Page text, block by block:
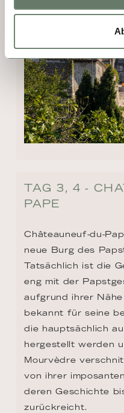
TAG 3, 4 -
PAPE
Châteauneuf-du-
neue Burg des
Tatsächlich ist die
eng mit der
aufgrund ihrer
bekannt für seine
die hauptsächlich
hergestellt werden
Mourvèdre
von ihrer
deren Geschichte
zurückreicht.